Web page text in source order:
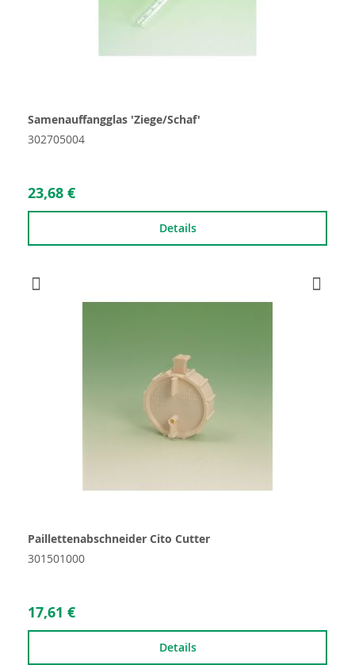
Samenauffangglas 'Ziege/Schaf'
302705004
23,68 €
Details
Paillettenabschneider Cito Cutter
301501000
17,61 €
Details